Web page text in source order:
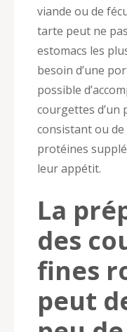
viande ou de
tarte peut ne
estomacs les
besoin d’une
possible
courgettes d’un
consistant ou de
protéines
leur appétit.
La
des
fines
peut